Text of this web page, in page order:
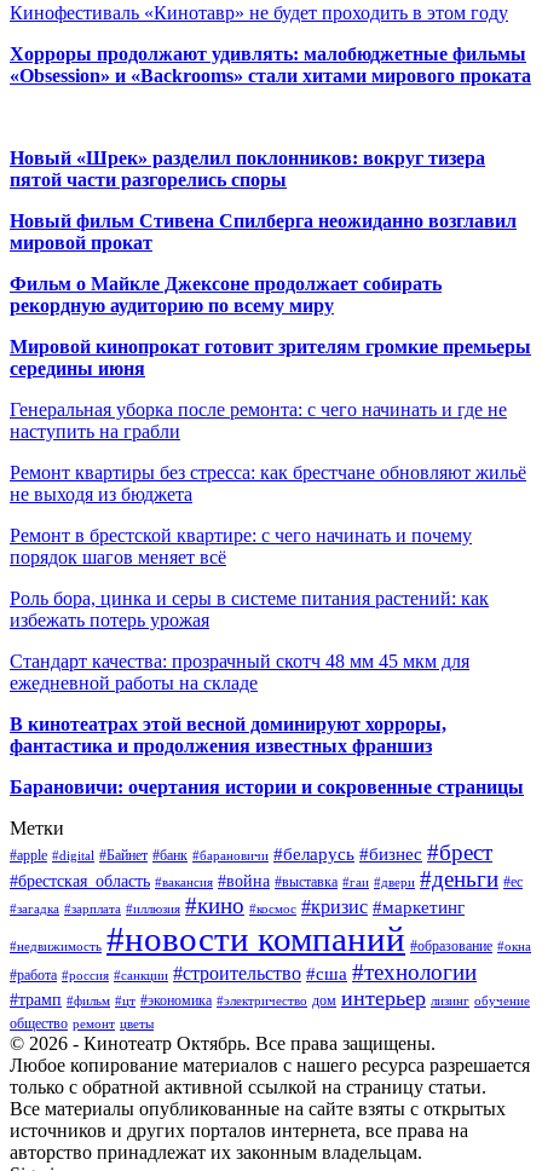
Кинофестиваль «Кинотавр» не будет проходить в этом году
Хорроры продолжают удивлять: малобюджетные фильмы
«Obsession» и «Backrooms» стали хитами мирового проката
Новый «Шрек» разделил поклонников: вокруг тизера
пятой части разгорелись споры
Новый фильм Стивена Спилберга неожиданно возглавил
мировой прокат
Фильм о Майкле Джексоне продолжает собирать
рекордную аудиторию по всему миру
Мировой кинопрокат готовит зрителям громкие премьеры
середины июня
Генеральная уборка после ремонта: с чего начинать и где не
наступить на грабли
Ремонт квартиры без стресса: как брестчане обновляют жильё
не выходя из бюджета
Ремонт в брестской квартире: с чего начинать и почему
порядок шагов меняет всё
Роль бора, цинка и серы в системе питания растений: как
избежать потерь урожая
Стандарт качества: прозрачный скотч 48 мм 45 мкм для
ежедневной работы на складе
В кинотеатрах этой весной доминируют хорроры,
фантастика и продолжения известных франшиз
Барановичи: очертания истории и сокровенные страницы
Метки
#apple #digital #Байнет #банк #барановичи #беларусь #бизнес #брест
#брестская_область #вакансия #война #выставка #гаи #двери #деньги #ес
#загадка #зарплата #иллюзия #кино #космос #кризис #маркетинг
#недвижимость #новости компаний #образование #окна
#работа #россия #санкции #строительство #сша #технологии
#трамп #фильм #цт #экономика #электричество дом интерьер лизинг обучение
общество ремонт цветы
© 2026 - Кинотеатр Октябрь. Все права защищены.
Любое копирование материалов с нашего ресурса разрешается
только с обратной активной ссылкой на страницу статьи.
Все материалы опубликованные на сайте взяты с открытых
источников и других порталов интернета, все права на
авторство принадлежат их законным владельцам.